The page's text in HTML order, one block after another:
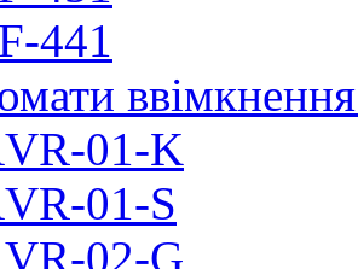
441
01-K
01-S
02-G